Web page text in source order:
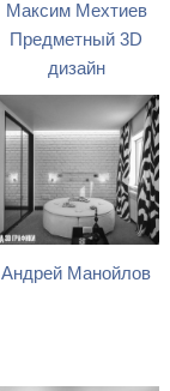
Максим Мехтиев
Предметный 3D
дизайн
Андрей Манойлов